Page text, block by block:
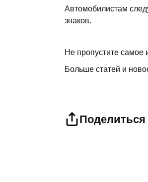
Автомобилистам
знаков.
Не пропустите самое
Больше статей и
Поделиться